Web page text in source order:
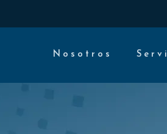
Nosotros